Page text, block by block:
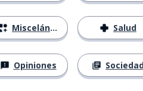
Misceláneo
Opiniones
Salud